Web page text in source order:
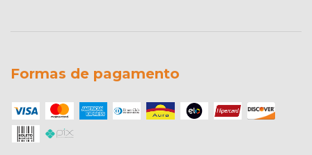
Formas de pagamento